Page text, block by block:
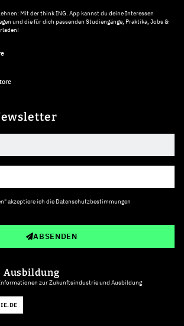
Mit der think ING. App kannst du deine Interessen
und die für dich passenden Studiengänge, Praktika, Jobs &
akzeptiere ich die Datenschutzbestimmungen
ABSENDEN
Ausbildung
zur Zukunftsindustrie und Ausbildung